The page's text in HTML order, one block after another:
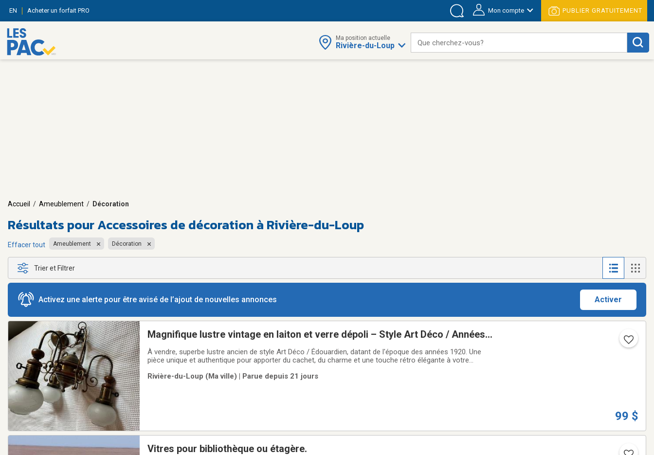
EN Acheter un forfait PRO Mon compte PUBLIER GRATUITEMENT
Ma position actuelle
Rivière-du-Loup Que cherchez-vous?
Accueil / Ameublement / Décoration
Résultats pourAccessoires de décoration à Rivière-du-Loup
Effacer tout Ameublement Décoration
Trier et Filtrer
Activez une alerte pour être avisé de l’ajout de nouvelles annonces Activer
Magnifique lustre vintage en laiton et verre dépoli – Style Art Déco / Années
1920
À vendre, superbe lustre ancien de style Art Déco / Édouardien, datant de l'époque des années 1920. Une
pièce unique et authentique pour apporter du cachet, du charme et une touche rétro élégante à votre
métal) et des finitions
Rivière-du-Loup (Ma ville) | Parue depuis 21 jours
99 $
Vitres pour bibliothèque ou étagère.